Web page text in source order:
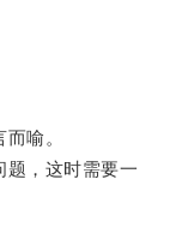
喻。
，这时需要一